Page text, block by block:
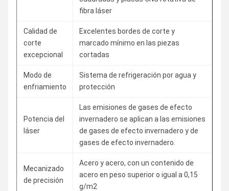
fibra láser
Calidad de
corte
excepcional
Excelentes bordes de corte y
marcado mínimo en las piezas
cortadas
Modo de
enfriamiento
Sistema de refrigeración por agua y
protección
Potencia del
láser
Las emisiones de gases de efecto
invernadero se aplican a las emisiones
de gases de efecto invernadero y de
gases de efecto invernadero.
Mecanizado
de precisión
Acero y acero, con un contenido de
acero en peso superior o igual a 0,15
g/m2